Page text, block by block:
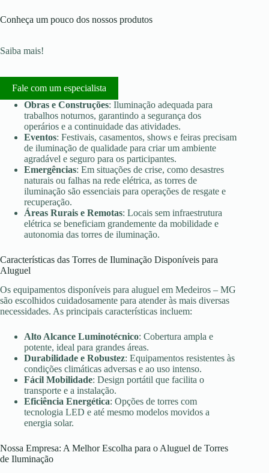
Conheça um pouco dos nossos produtos
Saiba mais!
Fale com um especialista
Obras e Construções: Iluminação adequada para
trabalhos noturnos, garantindo a segurança dos
operários e a continuidade das atividades.
Eventos: Festivais, casamentos, shows e feiras precisam
de iluminação de qualidade para criar um ambiente
agradável e seguro para os participantes.
Emergências: Em situações de crise, como desastres
naturais ou falhas na rede elétrica, as torres de
iluminação são essenciais para operações de resgate e
recuperação.
Áreas Rurais e Remotas: Locais sem infraestrutura
elétrica se beneficiam grandemente da mobilidade e
autonomia das torres de iluminação.
Características das Torres de Iluminação Disponíveis para
Aluguel
Os equipamentos disponíveis para aluguel em Medeiros – MG
são escolhidos cuidadosamente para atender às mais diversas
necessidades. As principais características incluem:
Alto Alcance Luminotécnico: Cobertura ampla e
potente, ideal para grandes áreas.
Durabilidade e Robustez: Equipamentos resistentes às
condições climáticas adversas e ao uso intenso.
Fácil Mobilidade: Design portátil que facilita o
transporte e a instalação.
Eficiência Energética: Opções de torres com
tecnologia LED e até mesmo modelos movidos a
energia solar.
Nossa Empresa: A Melhor Escolha para o Aluguel de Torres
de Iluminação